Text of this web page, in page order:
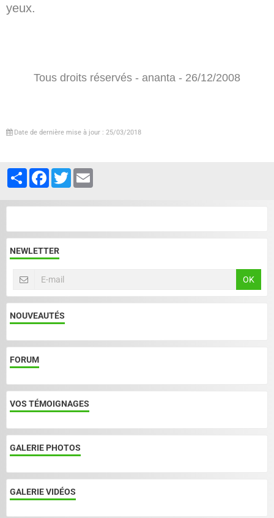
yeux.
Tous droits réservés - ananta - 26/12/2008
Date de dernière mise à jour : 25/03/2018
PartagerFacebook
Twitter
NEWLETTER
OK
NOUVEAUTÉS
FORUM
VOS TÉMOIGNAGES
GALERIE PHOTOS
GALERIE VIDÉOS